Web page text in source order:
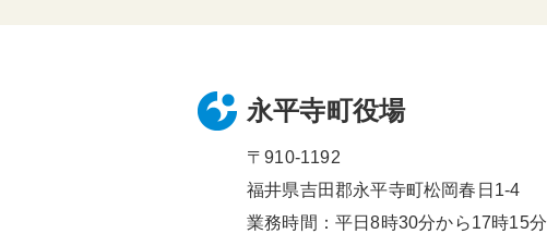
永平寺町役場
〒910-1192
福井県吉田郡永平寺町松岡春日1-4
業務時間：平日8時30分から17時15分